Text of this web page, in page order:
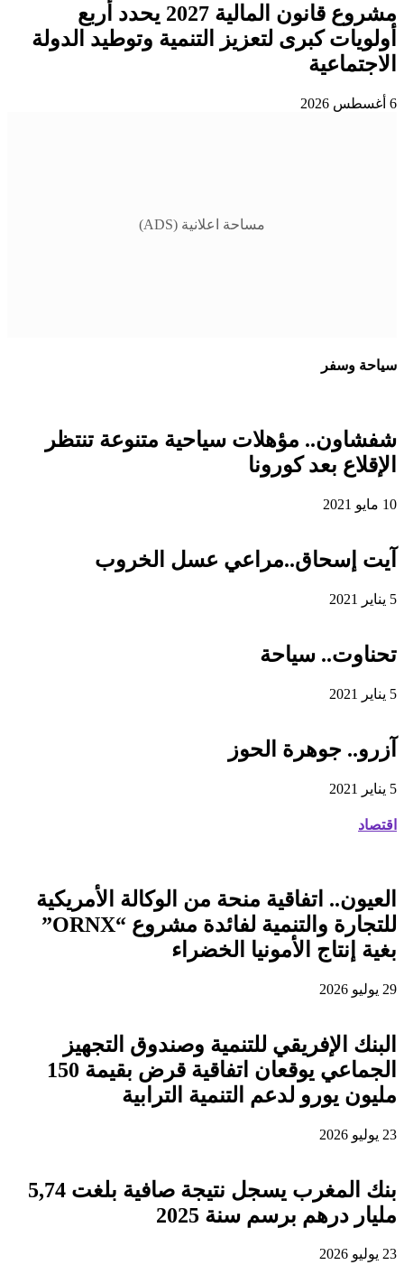
مشروع قانون المالية 2027 يحدد أربع
أولويات كبرى لتعزيز التنمية وتوطيد الدولة
الاجتماعية
6 أغسطس 2026
مساحة اعلانية (ADS)
سياحة وسفر
شفشاون.. مؤهلات سياحية متنوعة تنتظر
الإقلاع بعد كورونا
10 مايو 2021
آيت إسحاق..مراعي عسل الخروب
5 يناير 2021
تحناوت.. سياحة
5 يناير 2021
آزرو.. جوهرة الحوز
5 يناير 2021
اقتصاد
العيون.. اتفاقية منحة من الوكالة الأمريكية
للتجارة والتنمية لفائدة مشروع “ORNX”
بغية إنتاج الأمونيا الخضراء
29 يوليو 2026
البنك الإفريقي للتنمية وصندوق التجهيز
الجماعي يوقعان اتفاقية قرض بقيمة 150
مليون يورو لدعم التنمية الترابية
23 يوليو 2026
بنك المغرب يسجل نتيجة صافية بلغت 5,74
مليار درهم برسم سنة 2025
23 يوليو 2026